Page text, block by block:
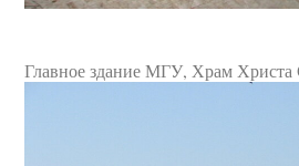
Главное здание МГУ, Храм Христа